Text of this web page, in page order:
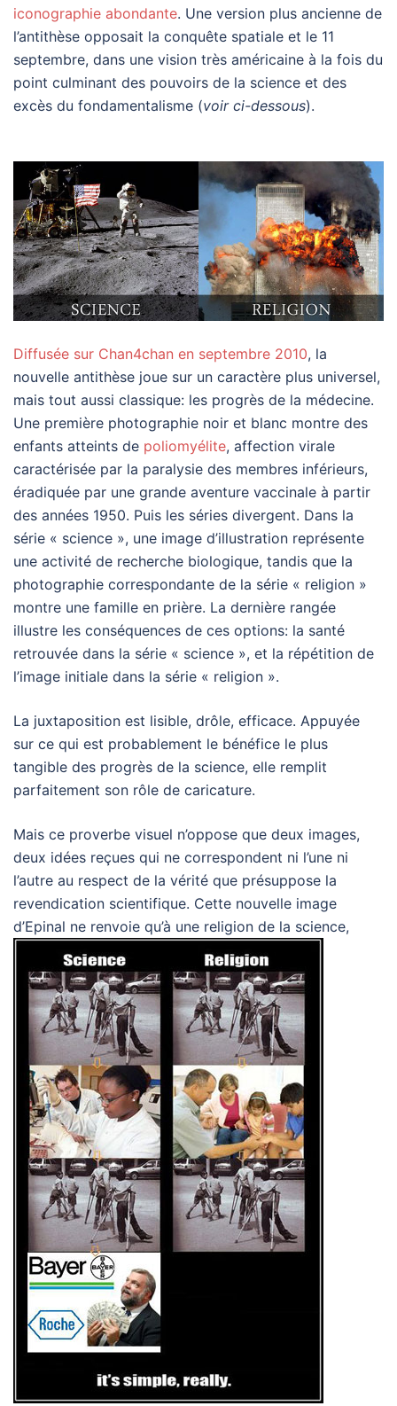
iconographie abondante. Une version plus ancienne de
l’antithèse opposait la conquête spatiale et le 11
septembre, dans une vision très américaine à la fois du
point culminant des pouvoirs de la science et des
excès du fondamentalisme (voir ci-dessous).
Diffusée sur Chan4chan en septembre 2010, la
nouvelle antithèse joue sur un caractère plus universel,
mais tout aussi classique: les progrès de la médecine.
Une première photographie noir et blanc montre des
enfants atteints de poliomyélite, affection virale
caractérisée par la paralysie des membres inférieurs,
éradiquée par une grande aventure vaccinale à partir
des années 1950. Puis les séries divergent. Dans la
série « science », une image d’illustration représente
une activité de recherche biologique, tandis que la
photographie correspondante de la série « religion »
montre une famille en prière. La dernière rangée
illustre les conséquences de ces options: la santé
retrouvée dans la série « science », et la répétition de
l’image initiale dans la série « religion ».
La juxtaposition est lisible, drôle, efficace. Appuyée
sur ce qui est probablement le bénéfice le plus
tangible des progrès de la science, elle remplit
parfaitement son rôle de caricature.
Mais ce proverbe visuel n’oppose que deux images,
deux idées reçues qui ne correspondent ni l’une ni
l’autre au respect de la vérité que présuppose la
revendication scientifique. Cette nouvelle image
d’Epinal ne renvoie qu’à une religion de la science,